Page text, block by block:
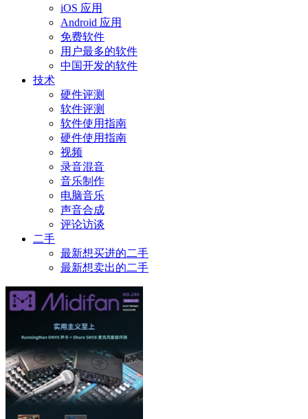
iOS 应用
Android 应用
免费软件
用户最多的软件
中国开发的软件
技术
硬件评测
软件评测
软件使用指南
硬件使用指南
视频
录音混音
音乐制作
电脑音乐
声音合成
评论访谈
二手
最新想买进的二手
最新想卖出的二手